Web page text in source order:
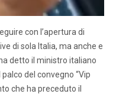
con l’apertura di
di sola Italia, ma anche e
detto il ministro italiano
del convegno “Vip
che ha preceduto il